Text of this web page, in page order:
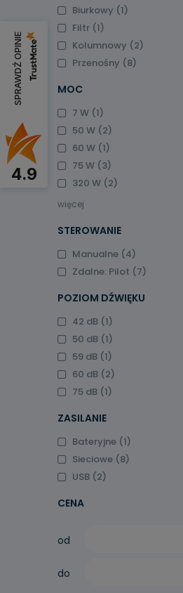
Biurkowy (1)
Filtr (1)
Kolumnowy (2)
Przenośny (8)
MOC
7 W (1)
50 W (2)
60 W (1)
75 W (3)
320 W (2)
więcej
STEROWANIE
Manualne (4)
Zdalne: Pilot (7)
POZIOM DŹWIĘKU
42 dB (1)
50 dB (1)
59 dB (1)
60 dB (2)
75 dB (1)
ZASILANIE
Bateryjne (1)
Sieciowe (8)
USB (2)
CENA
od
do
SPRAWDŹ OPINIE
4.9